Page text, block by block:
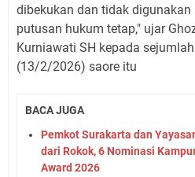
dibekukan dan tidak digunakan
putusan hukum tetap," ujar
Kurniawati SH kepada
(13/2/2026) saore itu
BACA JUGA
Pemkot Surakarta dan
dari Rokok, 6 Nominasi
Award 2026